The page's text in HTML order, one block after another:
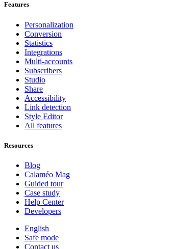
Features
Personalization
Conversion
Statistics
Integrations
Multi-accounts
Subscribers
Studio
Share
Accessibility
Link detection
Style Editor
All features
Resources
Blog
Calaméo Mag
Guided tour
Case study
Help Center
Developers
English
Safe mode
Contact us